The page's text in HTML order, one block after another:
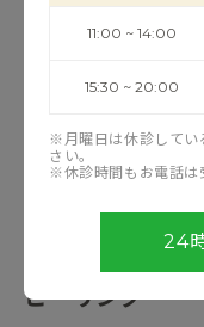
は､厚くなった角質
皮膚科で処方して
手軽に購入できる
をおすすめします｡
ピーリング
11:00 ~ 14:00
15:30 ~ 20:00
※月曜日は休診してい
さい。
※休診時間もお電話は
24